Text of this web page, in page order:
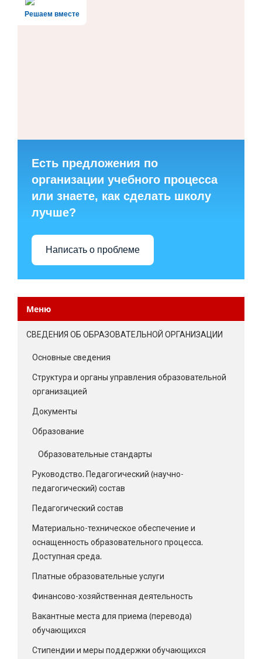
Решаем вместе
Есть предложения по
организации учебного процесса
или знаете, как сделать школу
лучше?
Написать о проблеме
Меню
СВЕДЕНИЯ ОБ ОБРАЗОВАТЕЛЬНОЙ ОРГАНИЗАЦИИ
Основные сведения
Структура и органы управления образовательной
организацией
Документы
Образование
Образовательные стандарты
Руководство. Педагогический (научно-
педагогический) состав
Педагогический состав
Материально-техническое обеспечение и
оснащенность образовательного процесса.
Доступная среда.
Платные образовательные услуги
Финансово-хозяйственная деятельность
Вакантные места для приема (перевода)
обучающихся
Стипендии и меры поддержки обучающихся